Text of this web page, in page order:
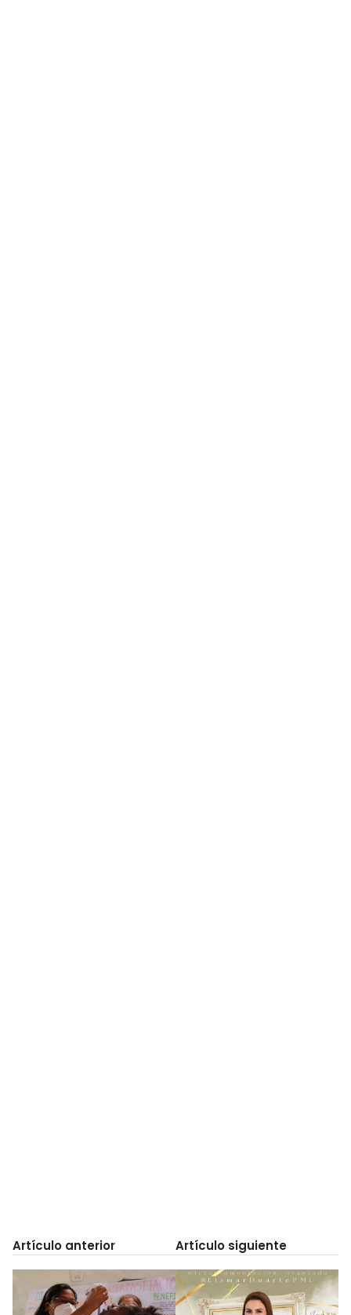
Artículo anterior Artículo siguiente